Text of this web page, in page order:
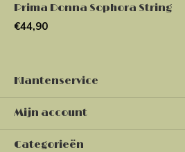
Prima Donna Sophora String
€44,90
Klantenservice
Mijn account
Categorieën